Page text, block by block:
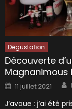
Dégustation
Découverte
Magnanimous
Posted
on
11 juillet 2021
J’avoue : j’ai été